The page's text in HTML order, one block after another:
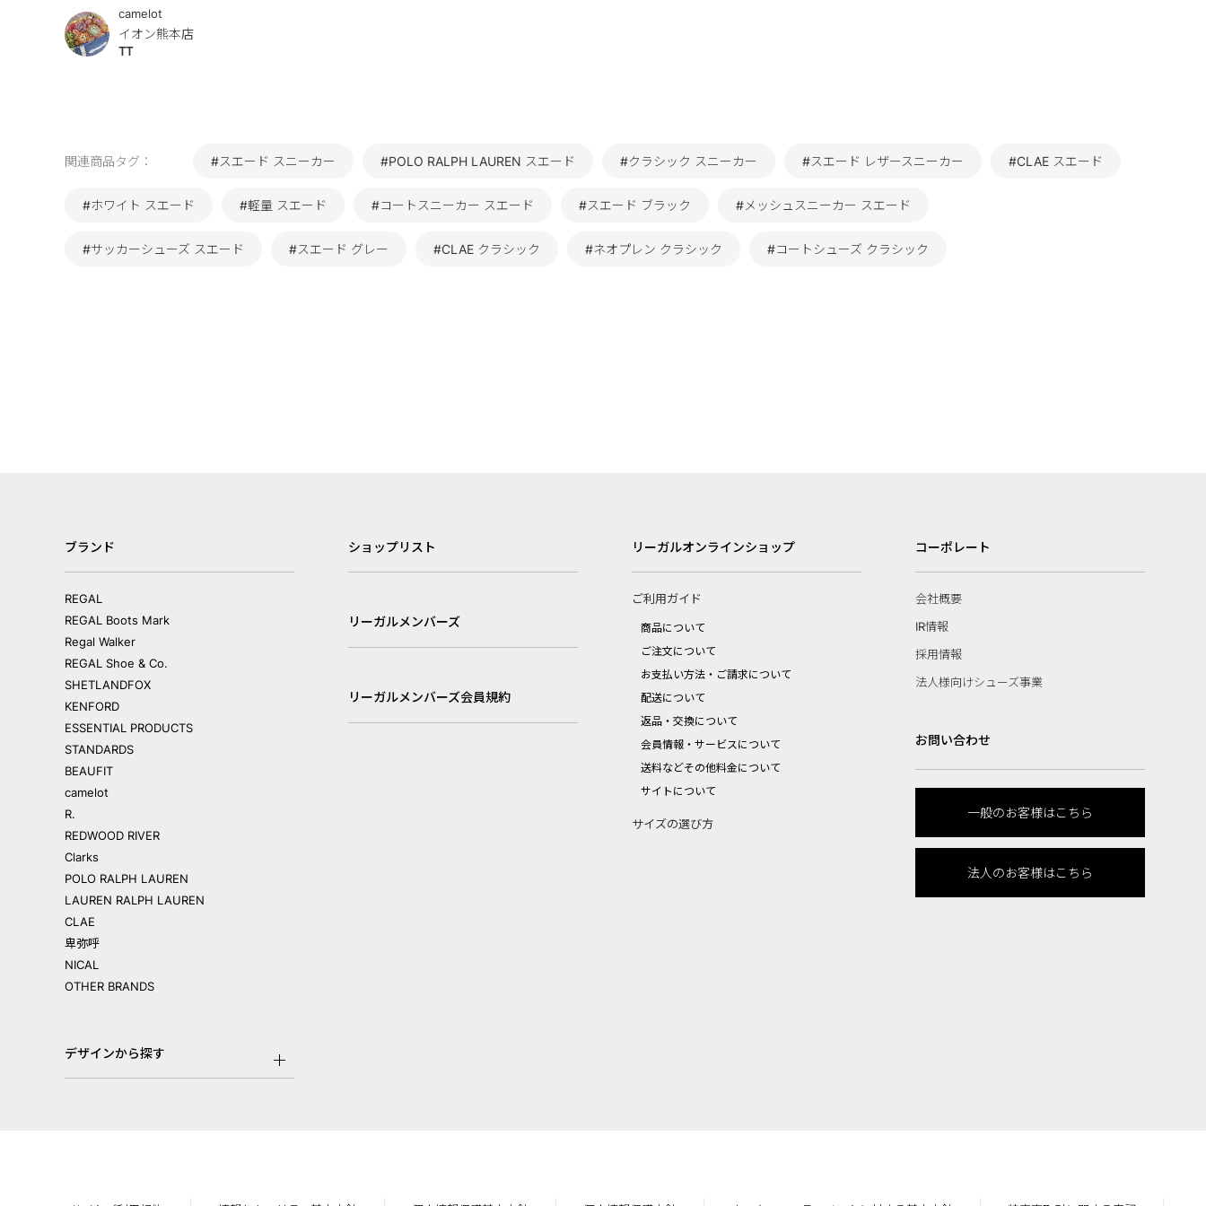
camelot
イオン熊本店
TT
関連商品タグ： #スエード スニーカー #POLO RALPH LAUREN スエード #クラシック スニーカー #スエード レザースニーカー #CLAE スエード
#ホワイト スエード #軽量 スエード #コートスニーカー スエード #スエード ブラック #メッシュスニーカー スエード
#サッカーシューズ スエード #スエード グレー #CLAE クラシック #ネオプレン クラシック #コートシューズ クラシック
ブランド
REGAL
REGAL Boots Mark
Regal Walker
REGAL Shoe & Co.
SHETLANDFOX
KENFORD
ESSENTIAL PRODUCTS
STANDARDS
BEAUFIT
camelot
R.
REDWOOD RIVER
Clarks
POLO RALPH LAUREN
LAUREN RALPH LAUREN
CLAE
卑弥呼
NICAL
OTHER BRANDS
デザインから探す
ショップリスト
リーガルメンバーズ
リーガルメンバーズ会員規約
リーガルオンラインショップ
ご利用ガイド
商品について
ご注文について
お支払い方法・ご請求について
配送について
返品・交換について
会員情報・サービスについて
送料などその他料金について
サイトについて
サイズの選び方
コーポレート
会社概要
IR情報
採用情報
法人様向けシューズ事業
お問い合わせ
一般のお客様はこちら
法人のお客様はこちら